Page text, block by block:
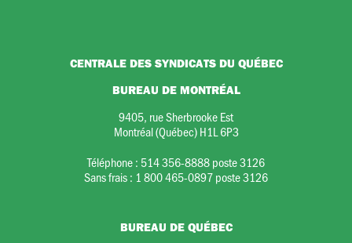
CENTRALE DES SYNDICATS DU QUÉBEC
BUREAU DE MONTRÉAL
9405, rue Sherbrooke Est
Montréal (Québec) H1L 6P3
Téléphone : 514 356-8888 poste 3126
Sans frais : 1 800 465-0897 poste 3126
BUREAU DE QUÉBEC